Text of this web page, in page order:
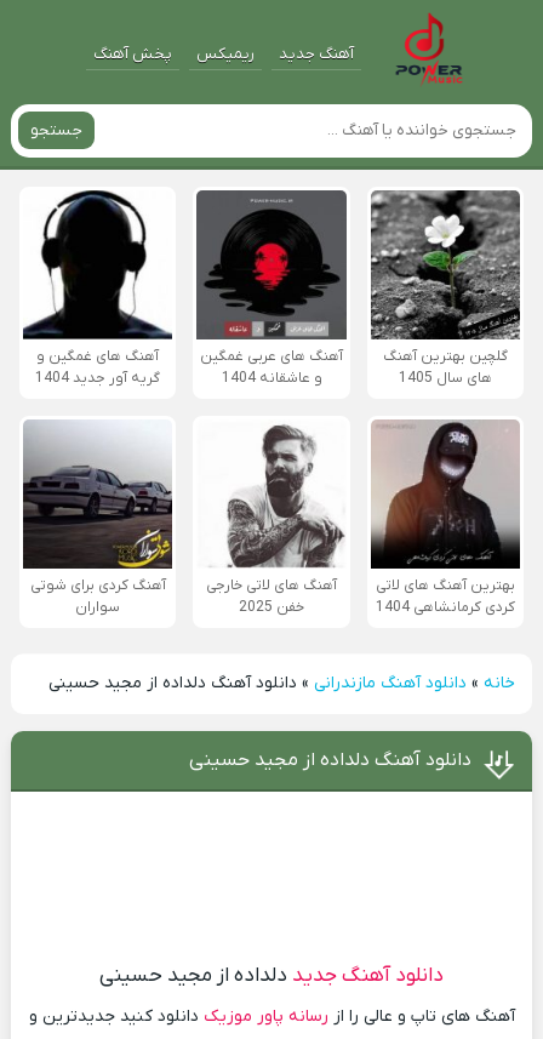
آهنگ جدید ریمیکس پخش آهنگ
جستجو
گلچین بهترین آهنگ
های سال 1405
آهنگ های عربی غمگین
و عاشقانه 1404
آهنگ های غمگین و
گریه آور جدید 1404
بهترین آهنگ های لاتی
کردی کرمانشاهی 1404
آهنگ های لاتی خارجی
خفن 2025
آهنگ کردی برای شوتی
سواران
خانه» دانلود آهنگ مازندرانی» دانلود آهنگ دلداده از مجید حسینی
دانلود آهنگ دلداده از مجید حسینی
دانلود آهنگ جدید دلداده از مجید حسینی
آهنگ های تاپ و عالی را از رسانه پاور موزیک دانلود کنید جدیدترین و